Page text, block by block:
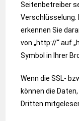
Seitenbetreiber
Verschlüsselung.
erkennen Sie
von „http://“ auf
Symbol in Ihrer
Wenn die SSL-
können die
Dritten